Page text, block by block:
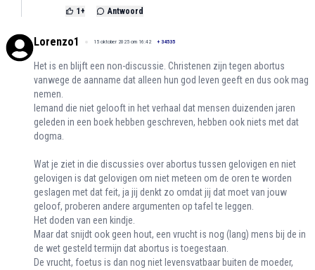
1 + Antwoord
Lorenzo1 15 oktober 2025 om 16:42 + 34535
Het is en blijft een non-discussie. Christenen zijn tegen abortus
vanwege de aanname dat alleen hun god leven geeft en dus ook mag
nemen.
Iemand die niet gelooft in het verhaal dat mensen duizenden jaren
geleden in een boek hebben geschreven, hebben ook niets met dat
dogma.
Wat je ziet in die discussies over abortus tussen gelovigen en niet
gelovigen is dat gelovigen om niet meteen om de oren te worden
geslagen met dat feit, ja jij denkt zo omdat jij dat moet van jouw
geloof, proberen andere argumenten op tafel te leggen.
Het doden van een kindje.
Maar dat snijdt ook geen hout, een vrucht is nog (lang) mens bij de in
de wet gesteld termijn dat abortus is toegestaan.
De vrucht, foetus is dan nog niet levensvatbaar buiten de moeder,